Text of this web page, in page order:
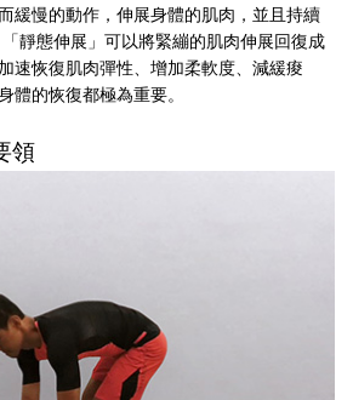
緩慢的動作，伸展身體的肌肉，並且持續
靜態伸展」可以將緊繃的肌肉伸展回復成
速恢復肌肉彈性、增加柔軟度、減緩痠
體的恢復都極為重要。
領